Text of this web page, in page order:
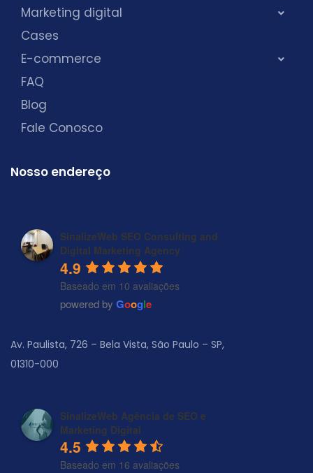
Marketing digital
Cases
E-commerce
FAQ
Blog
Fale Conosco
Nosso endereço
SinalizeWeb SEO Consulting and
Digital Marketing Agency
4.9
Baseado em 10 avaliações
powered by Google
Av. Paulista, 726 – Bela Vista, São Paulo – SP,
01310-000
SinalizeWeb Agência de SEO e
Marketing Digital
4.5
Baseado em 16 avaliações